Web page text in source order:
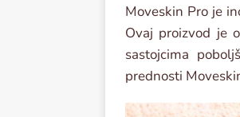
Moveskin Pro je
Ovaj proizvod je
sastojcima
prednosti